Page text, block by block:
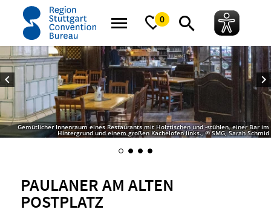
0
Startseite Paulaner am alten Postplatz
Gemütlicher Innenraum eines Restaurants mit Holztischen und -stühlen, einer Bar im
Hintergrund und einem großen Kachelofen links., © SMG, Sarah Schmid
PAULANER AM ALTEN
POSTPLATZ